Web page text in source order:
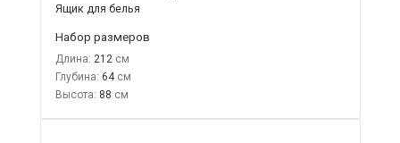
Ящик для белья
Набор размеров
Длина: 212
Глубина: 64
Высота: 88